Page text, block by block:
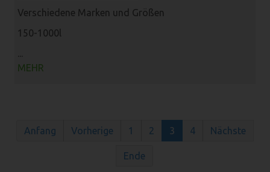
Verschiedene Marken und Größen
150-1000l
...
MEHR
Anfang Vorherige 1 2 3 4 Nächste
Ende